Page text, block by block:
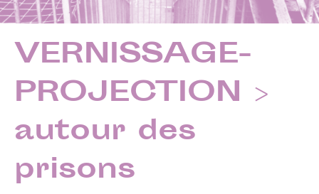
VERNISSAGE-
PROJECTION >
autour des
prisons